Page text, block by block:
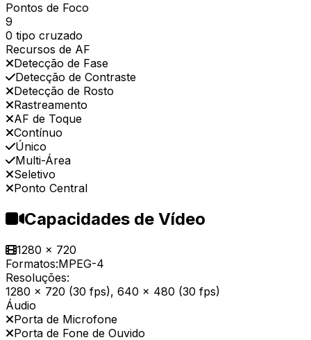
Pontos de Foco
9
0 tipo cruzado
Recursos de AF
Detecção de Fase
Detecção de Contraste
Detecção de Rosto
Rastreamento
AF de Toque
Contínuo
Único
Multi-Área
Seletivo
Ponto Central
Capacidades de Vídeo
1280 x 720
Formatos:MPEG-4
Resoluções:
1280 x 720 (30 fps), 640 x 480 (30 fps)
Áudio
Porta de Microfone
Porta de Fone de Ouvido